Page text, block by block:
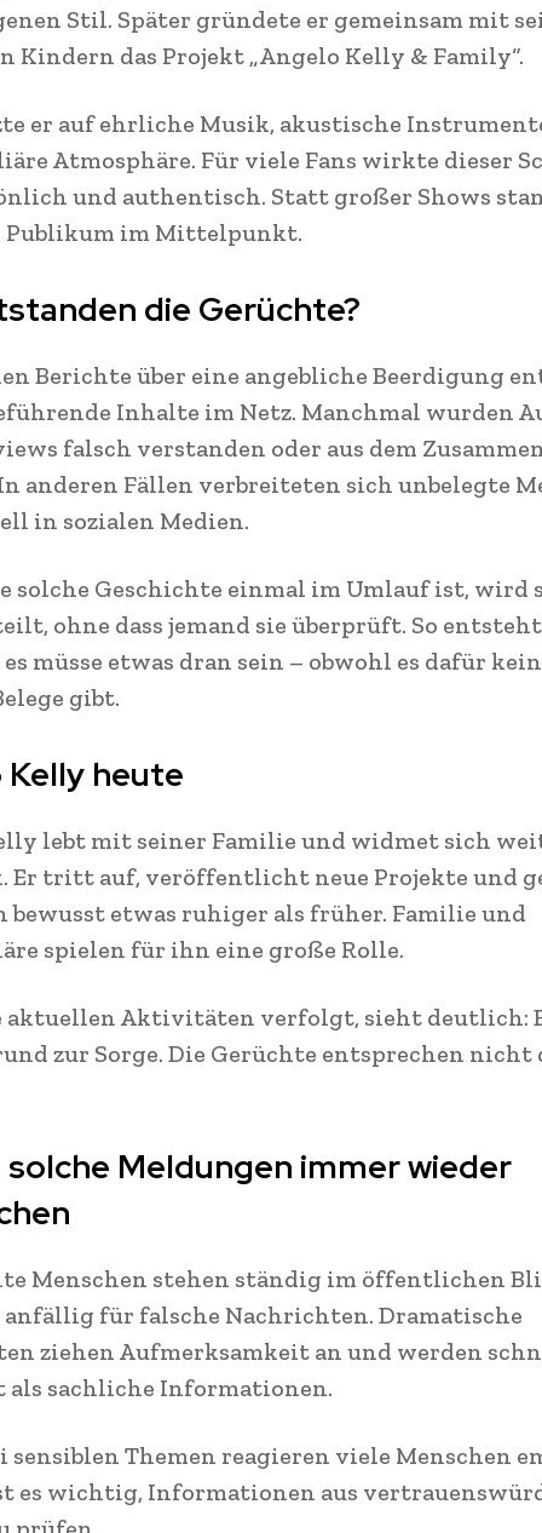
Stil. Später gründete er gemeinsam mit
Kindern das Projekt „Angelo Kelly & Family“.
er auf ehrliche Musik, akustische
Atmosphäre. Für viele Fans wirkte dieser
und authentisch. Statt großer Shows
Publikum im Mittelpunkt.
die Gerüchte?
Berichte über eine angebliche Beerdigung
Inhalte im Netz. Manchmal wurden
falsch verstanden oder aus dem
anderen Fällen verbreiteten sich unbelegte
in sozialen Medien.
solche Geschichte einmal im Umlauf ist, wird
ohne dass jemand sie überprüft. So
müsse etwas dran sein – obwohl es dafür
gibt.
heute
lebt mit seiner Familie und widmet sich
Er tritt auf, veröffentlicht neue Projekte und
bewusst etwas ruhiger als früher. Familie und
spielen für ihn eine große Rolle.
aktuellen Aktivitäten verfolgt, sieht deutlich:
zur Sorge. Die Gerüchte entsprechen nicht
solche Meldungen immer wieder
Menschen stehen ständig im öffentlichen
anfällig für falsche Nachrichten. Dramatische
ziehen Aufmerksamkeit an und werden
sachliche Informationen.
sensiblen Themen reagieren viele Menschen
es wichtig, Informationen aus